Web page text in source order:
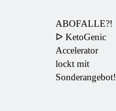
ABOFALLE?!
ᐅ KetoGenic
Accelerator
lockt mit
Sonderangebot!